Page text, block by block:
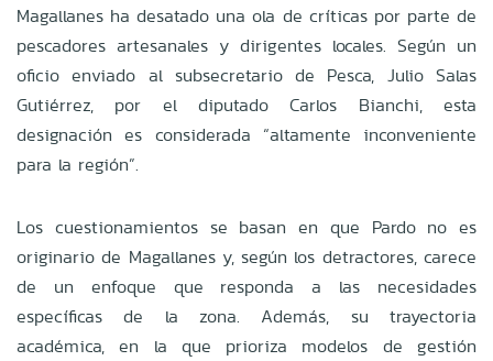
Magallanes ha desatado una ola de críticas por parte de
pescadores artesanales y dirigentes locales. Según un
oficio enviado al subsecretario de Pesca, Julio Salas
Gutiérrez, por el diputado Carlos Bianchi, esta
designación es considerada “altamente inconveniente
para la región”.
Los cuestionamientos se basan en que Pardo no es
originario de Magallanes y, según los detractores, carece
de un enfoque que responda a las necesidades
específicas de la zona. Además, su trayectoria
académica, en la que prioriza modelos de gestión